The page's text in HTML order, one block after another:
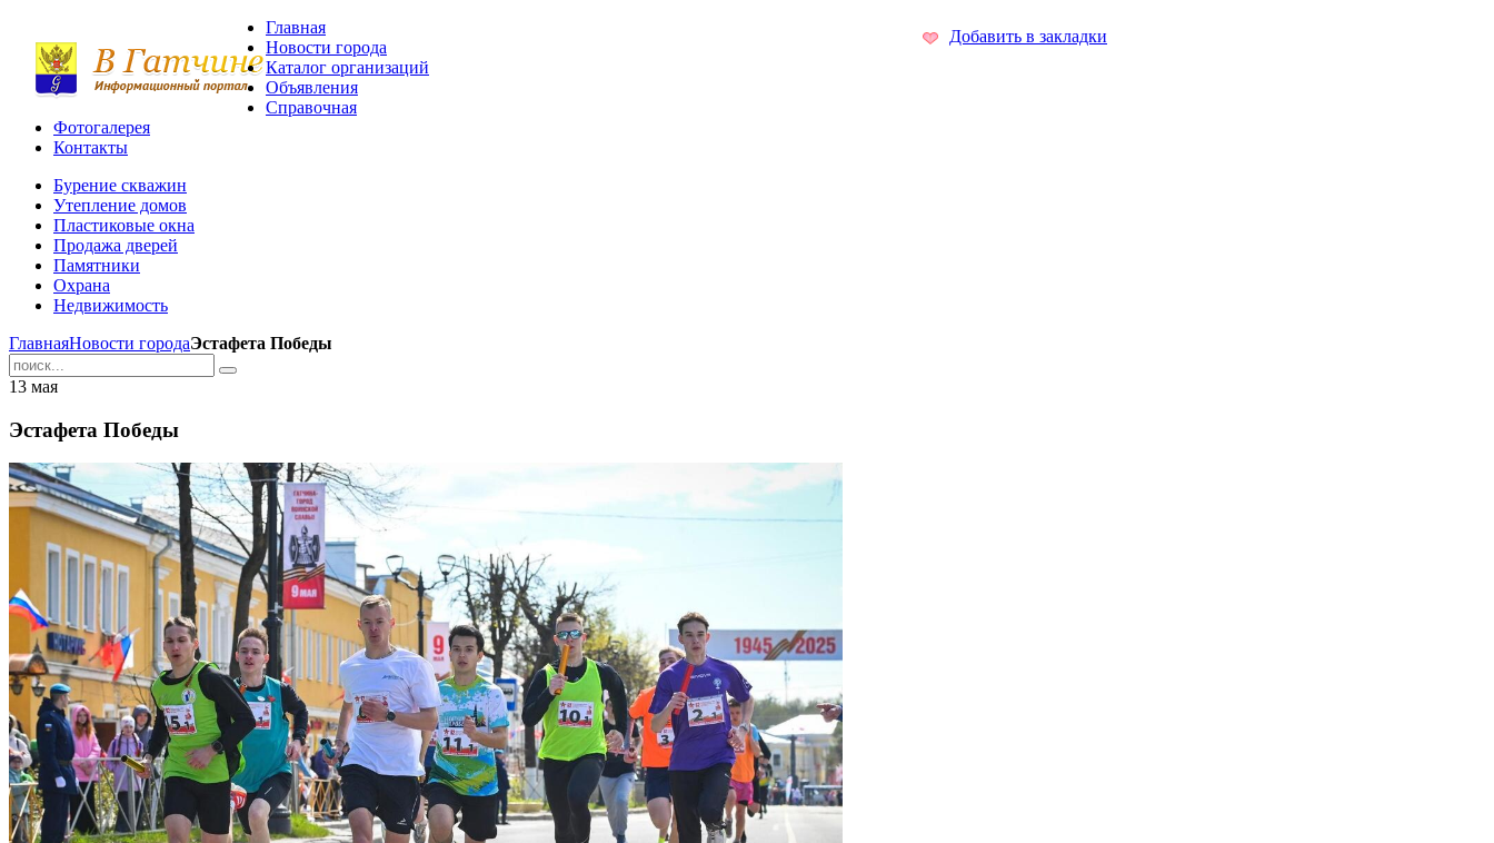
Добавить в закладки
Главная
Новости города
Каталог организаций
Объявления
Справочная
Фотогалерея
Контакты
Бурение скважин
Утепление домов
Пластиковые окна
Продажа дверей
Памятники
Охрана
Недвижимость
ГлавнаяНовости городаЭстафета Победы
13 мая
Эстафета Победы